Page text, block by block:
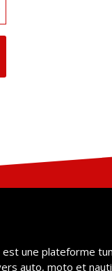
une plateforme
auto, moto et